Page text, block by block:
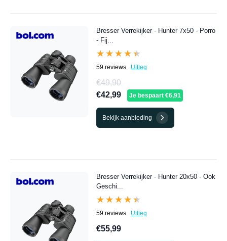
Bresser Verrekijker - Hunter 7x50 - Porro
- Fij...
★★★★★
★★★★★
59 reviews Uitleg
€49,90
€42,99
Je bespaart €6,91
Bekijk aanbieding
Bresser Verrekijker - Hunter 20x50 - Ook
Geschi...
★★★★★
★★★★★
59 reviews Uitleg
€55,99